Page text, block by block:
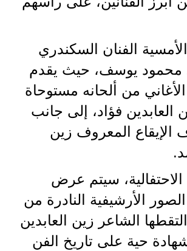
الفنان السكندري
محمود يوسف، حيث يقدم
من ألحانه مستوحاة
العابدين فؤاد، إلى جانب
الإيقاع المعروف زين
سيتم عرض
الأرشيفية النادرة من
الشاعر زين العابدين
حية على تاريخ الفن